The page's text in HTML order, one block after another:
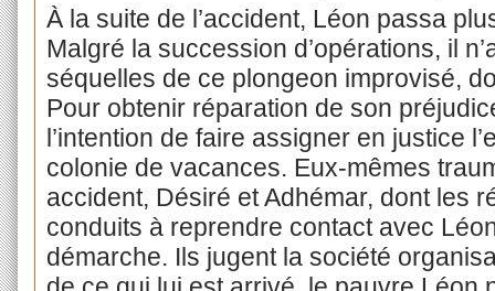
À la suite de l’accident, Léon passa
Malgré la succession d’opérations, il
séquelles de ce plongeon improvisé,
Pour obtenir réparation de son
l’intention de faire assigner en justice
colonie de vacances. Eux-mêmes
accident, Désiré et Adhémar, dont les
conduits à reprendre contact avec
démarche. Ils jugent la société